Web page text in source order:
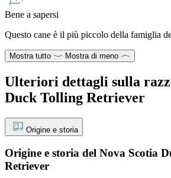
Bene a sapersi
Questo cane è il più piccolo della famiglia
Mostra tutto Mostra di meno
Ulteriori dettagli sulla
Duck Tolling Retriever
Origine e storia
Origine e storia del Nova Scotia
Retriever